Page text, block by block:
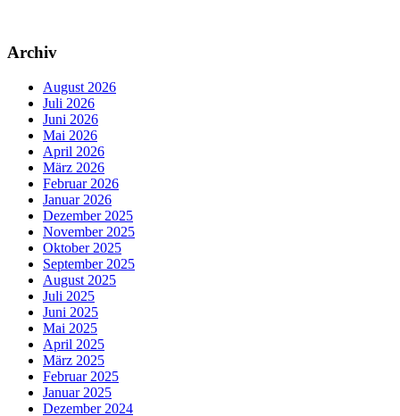
Archiv
August 2026
Juli 2026
Juni 2026
Mai 2026
April 2026
März 2026
Februar 2026
Januar 2026
Dezember 2025
November 2025
Oktober 2025
September 2025
August 2025
Juli 2025
Juni 2025
Mai 2025
April 2025
März 2025
Februar 2025
Januar 2025
Dezember 2024